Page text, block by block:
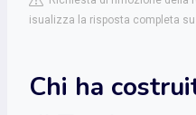
isualizza la risposta completa
Chi ha